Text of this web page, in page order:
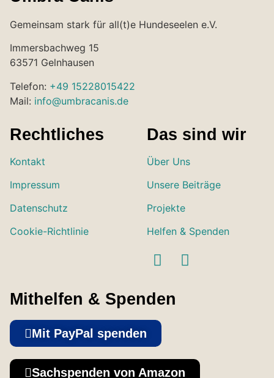
Gemeinsam stark für all(t)e Hundeseelen e.V.
Immersbachweg 15
63571 Gelnhausen
Telefon: +49 15228015422
Mail: info@umbracanis.de
Rechtliches
Kontakt
Impressum
Datenschutz
Cookie-Richtlinie
Das sind wir
Über Uns
Unsere Beiträge
Projekte
Helfen & Spenden
Mithelfen & Spenden
Mit PayPal spenden
Sachspenden von Amazon